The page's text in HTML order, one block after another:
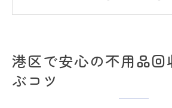
港区でおすすめの不用品
港区で不用品回収業者を見
信頼できる不用品回収の見極め
不用品回収の信頼性を確か
港区で安心の不用品回
ぶコツ